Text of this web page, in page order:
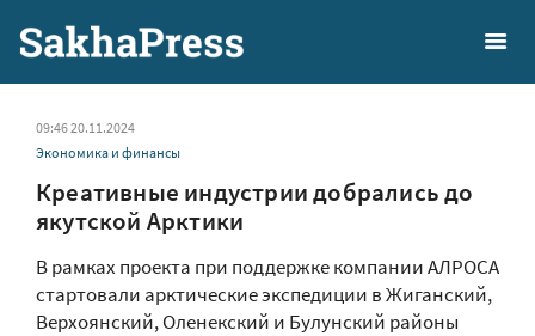
09:46 20.11.2024
Экономика и финансы
Креативные индустрии добрались до
якутской Арктики
В рамках проекта при поддержке компании АЛРОСА
стартовали арктические экспедиции в Жиганский,
Верхоянский, Оленекский и Булунский районы